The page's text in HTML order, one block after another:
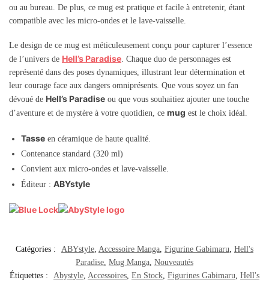
ou au bureau. De plus, ce mug est pratique et facile à entretenir, étant
compatible avec les micro-ondes et le lave-vaisselle.
Le design de ce mug est méticuleusement conçu pour capturer l’essence
de l’univers de Hell’s Paradise. Chaque duo de personnages est
représenté dans des poses dynamiques, illustrant leur détermination et
leur courage face aux dangers omniprésents. Que vous soyez un fan
dévoué de Hell’s Paradise ou que vous souhaitiez ajouter une touche
d’aventure et de mystère à votre quotidien, ce mug est le choix idéal.
Tasse en céramique de haute qualité.
Contenance standard (320 ml)
Convient aux micro-ondes et lave-vaisselle.
Éditeur : ABYstyle
Catégories : ABYstyle Accessoire Manga Figurine Gabimaru Hell's
Paradise Mug Manga Nouveautés
Étiquettes :
Abystyle Accessoires En Stock Figurines Gabimaru Hell's